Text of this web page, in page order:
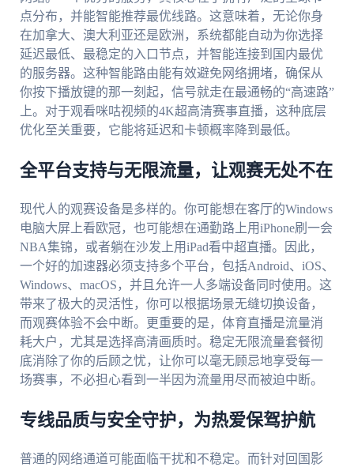
点分布，并能智能推荐最优线路。这意味着，无论你身
在加拿大、澳大利亚还是欧洲，系统都能自动为你选择
延迟最低、最稳定的入口节点，并智能连接到国内最优
的服务器。这种智能路由能有效避免网络拥堵，确保从
你按下播放键的那一刻起，信号就走在最通畅的“高速路”
上。对于观看咪咕视频的4K超高清赛事直播，这种底层
优化至关重要，它能将延迟和卡顿概率降到最低。
全平台支持与无限流量，让观赛无处不在
现代人的观赛设备是多样的。你可能想在客厅的Windows
电脑大屏上看欧冠，也可能想在通勤路上用iPhone刷一会
NBA集锦，或者躺在沙发上用iPad看中超直播。因此，
一个好的加速器必须支持多个平台，包括Android、iOS、
Windows、macOS，并且允许一人多端设备同时使用。这
带来了极大的灵活性，你可以根据场景无缝切换设备，
而观赛体验不会中断。更重要的是，体育直播是流量消
耗大户，尤其是选择高清画质时。稳定无限流量套餐彻
底消除了你的后顾之忧，让你可以毫无顾忌地享受每一
场赛事，不必担心看到一半因为流量用尽而被迫中断。
专线品质与安全守护，为热爱保驾护航
普通的网络通道可能面临干扰和不稳定。而针对回国影